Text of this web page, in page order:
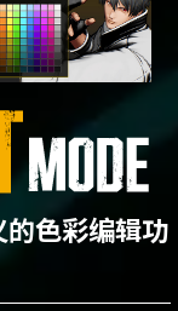
色彩编辑功